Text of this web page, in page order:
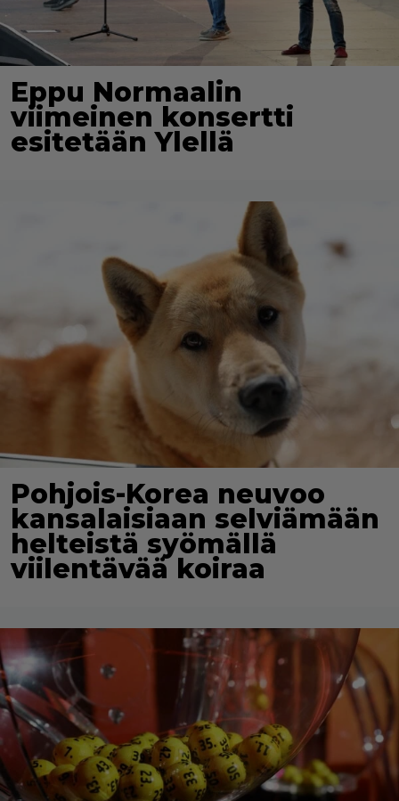
Eppu Normaalin
viimeinen konsertti
esitetään Ylellä
Pohjois-Korea neuvoo
kansalaisiaan selviämään
helteistä syömällä
viilentävää koiraa